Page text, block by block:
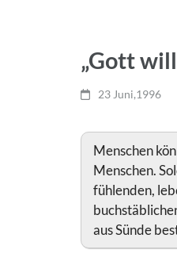
„Gott
23 Juni,1996
Menschen
Menschen.
fühlenden,
aus Sünde